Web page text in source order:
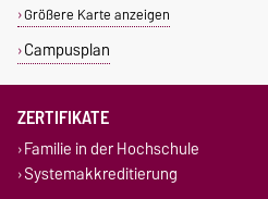
Größere Karte anzeigen
Campusplan
ZERTIFIKATE
Familie in der Hochschule
Systemakkreditierung